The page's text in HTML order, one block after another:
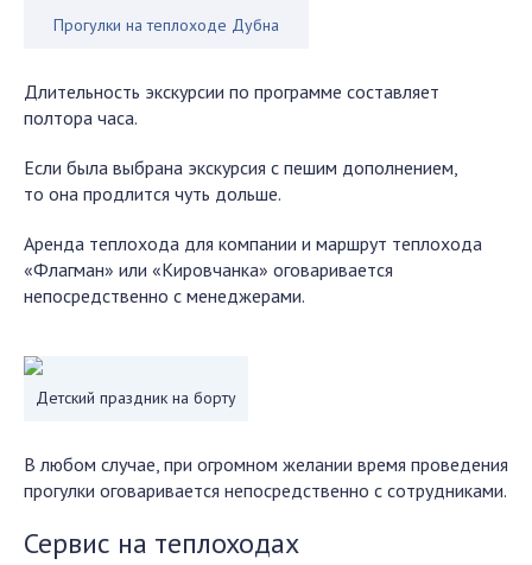
Прогулки на теплоходе Дубна
Длительность экскурсии по программе составляет
полтора часа.
Если была выбрана экскурсия с пешим дополнением,
то она продлится чуть дольше.
Аренда теплохода для компании и маршрут теплохода
«Флагман» или «Кировчанка» оговаривается
непосредственно с менеджерами.
Детский праздник на борту
В любом случае, при огромном желании время проведения
прогулки оговаривается непосредственно с сотрудниками.
Сервис на теплоходах